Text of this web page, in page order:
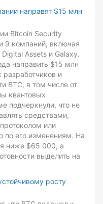
направят $15 млн
Bitcoin Security
9 компаний, включая
Assets и Galaxy.
направить $15 млн
и
BTC, в том числе от
квантовых
подчеркнули, что не
средствами,
или
по его изменениям. На
ниже $65 000, а
выделить на
росту